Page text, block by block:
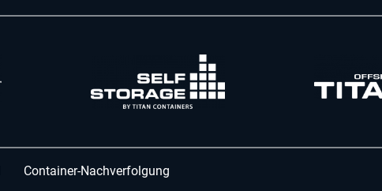
Container-Nachverfolgung